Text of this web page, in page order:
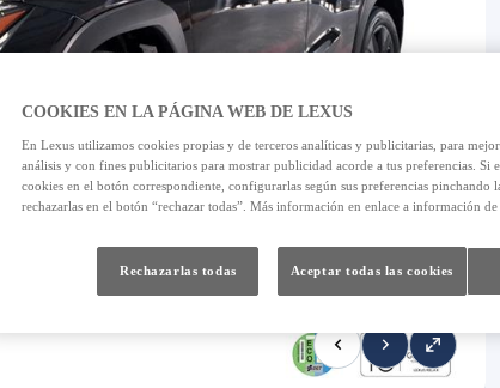
COOKIES EN LA PÁGINA WEB DE LEXUS
En Lexus utilizamos cookies propias y de terceros analíticas y publicitarias, para
análisis y con fines publicitarios para mostrar publicidad acorde a tus preferencias. Si
cookies en el botón correspondiente, configurarlas según sus preferencias
rechazarlas en el botón “rechazar todas”. Más información en enlace a información
Rechazarlas todas Aceptar todas las cookies